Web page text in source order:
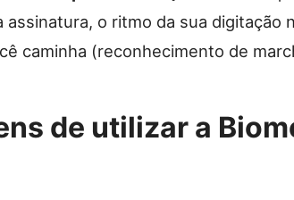
assinatura, o ritmo da sua digitação
caminha (reconhecimento de
de utilizar a